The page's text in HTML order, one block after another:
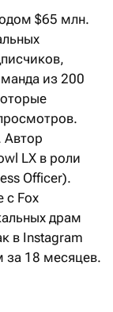
$65 млн.
из 200
Автор
LX в роли
Officer).
с Fox
драм
в Instagram
за 18 месяцев.